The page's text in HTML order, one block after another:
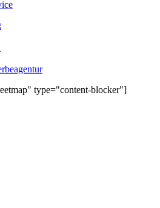
type="content-blocker"]